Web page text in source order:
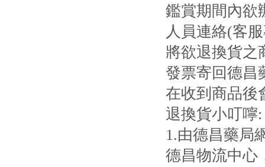
鑑賞期間內欲
人員連絡(客
將欲退換貨之
發票寄回德昌
在收到商品後
退換貨小叮嚀:
1.由德昌藥局
德昌物流中心